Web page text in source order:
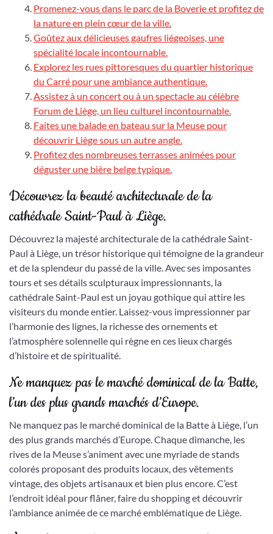
Promenez-vous dans le parc de la Boverie et profitez de
la nature en plein cœur de la ville.
Goûtez aux délicieuses gaufres liégeoises, une
spécialité locale incontournable.
Explorez les rues pittoresques du quartier historique
du Carré pour une ambiance authentique.
Assistez à un concert ou à un spectacle au célèbre
Forum de Liège, un lieu culturel incontournable.
Faites une balade en bateau sur la Meuse pour
découvrir Liège sous un autre angle.
Profitez des nombreuses terrasses animées pour
déguster une bière belge typique.
Découvrez la beauté architecturale de la
cathédrale Saint-Paul à Liège.
Découvrez la majesté architecturale de la cathédrale Saint-
Paul à Liège, un trésor historique qui témoigne de la grandeur
et de la splendeur du passé de la ville. Avec ses imposantes
tours et ses détails sculpturaux impressionnants, la
cathédrale Saint-Paul est un joyau gothique qui attire les
visiteurs du monde entier. Laissez-vous impressionner par
l’harmonie des lignes, la richesse des ornements et
l’atmosphère solennelle qui règne en ces lieux chargés
d’histoire et de spiritualité.
Ne manquez pas le marché dominical de la Batte,
l’un des plus grands marchés d’Europe.
Ne manquez pas le marché dominical de la Batte à Liège, l’un
des plus grands marchés d’Europe. Chaque dimanche, les
rives de la Meuse s’animent avec une myriade de stands
colorés proposant des produits locaux, des vêtements
vintage, des objets artisanaux et bien plus encore. C’est
l’endroit idéal pour flâner, faire du shopping et découvrir
l’ambiance animée de ce marché emblématique de Liège.